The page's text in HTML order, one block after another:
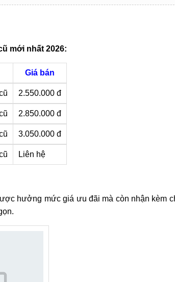
mới nhất 2026:
Giá bán
2.550.000 đ
2.850.000 đ
3.050.000 đ
Liên hệ
hưởng mức giá ưu đãi mà còn nhận kèm